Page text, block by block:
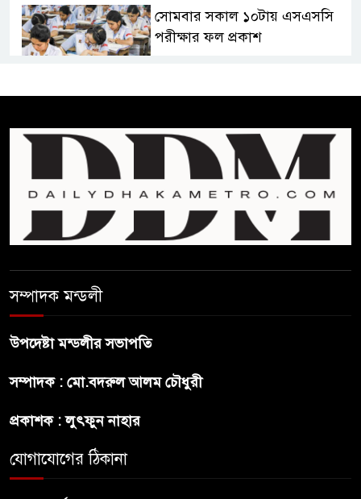
সোমবার সকাল ১০টায় এসএসসি
পরীক্ষার ফল প্রকাশ
প্রধানমন্ত্রী
ফিফা সভাপতির বিরুদ্ধে এবার
‘নারী সংক্রান্ত অভিযোগ
ছেলেকে নিয়ে রোনালদোর যে বড়
ট্রাম্পের ৪০ কোটি ডলারের ‘বলরুম
সম্পাদক মন্ডলী
উপদেষ্টা মন্ডলীর সভাপতি
সম্পাদক : মো.বদরুল আলম চৌধুরী
প্রকাশক : লুৎফুন নাহার
যোগাযোগের ঠিকানা